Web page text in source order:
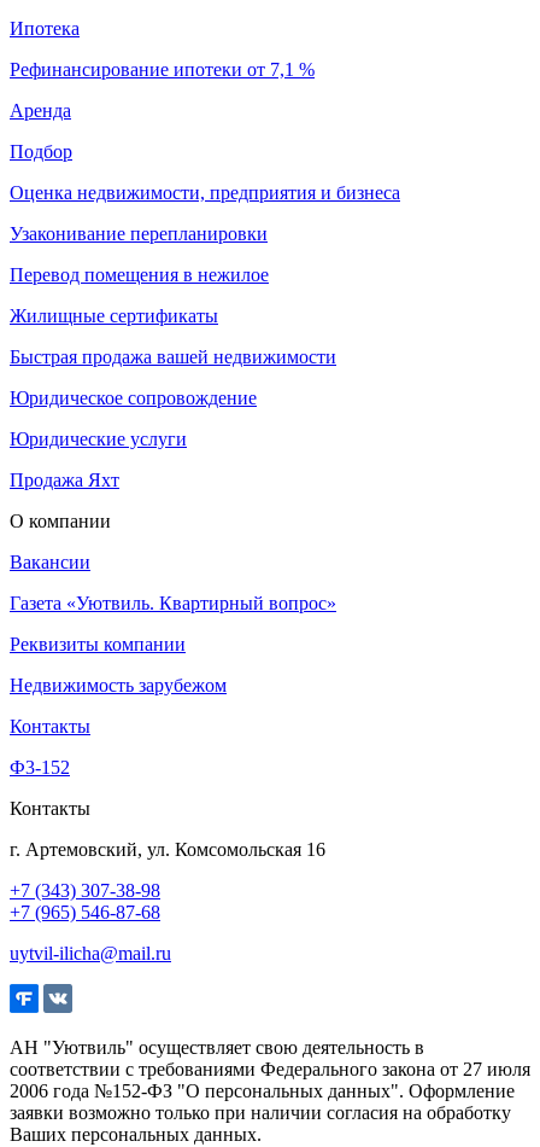
Ипотека
Рефинансирование ипотеки от 7,1 %
Аренда
Подбор
Оценка недвижимости, предприятия и бизнеса
Узаконивание перепланировки
Перевод помещения в нежилое
Жилищные сертификаты
Быстрая продажа вашей недвижимости
Юридическое сопровождение
Юридические услуги
Продажа Яхт
О компании
Вакансии
Газета «Уютвиль. Квартирный вопрос»
Реквизиты компании
Недвижимость зарубежом
Контакты
Ф3-152
Контакты
г. Артемовский, ул. Комсомольская 16
+7 (343) 307-38-98
+7 (965) 546-87-68
uytvil-ilicha@mail.ru
АН "Уютвиль" осуществляет свою деятельность в
соответствии с требованиями Федерального закона от 27 июля
2006 года №152-ФЗ "О персональных данных". Оформление
заявки возможно только при наличии согласия на обработку
Ваших персональных данных.